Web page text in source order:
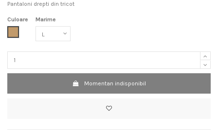
Pantaloni drepti din tricot
Culoare
Marime
Momentan indisponibil